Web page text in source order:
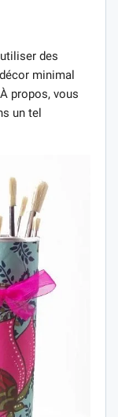
des
minimal
propos, vous
un tel